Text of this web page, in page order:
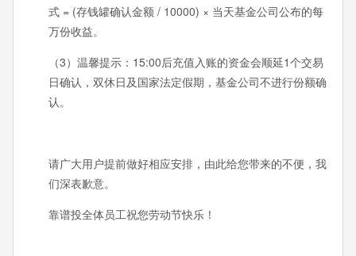
式 = (存钱罐确认金额 / 10000) × 当天基金公司公布的每
万份收益。
（3）温馨提示：15:00后充值入账的资金会顺延1个交易
日确认，双休日及国家法定假期，基金公司不进行份额确
认。
请广大用户提前做好相应安排，由此给您带来的不便，我
们深表歉意。
靠谱投全体员工祝您劳动节快乐！